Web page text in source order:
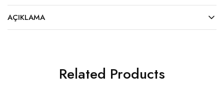
AÇIKLAMA
Related Products